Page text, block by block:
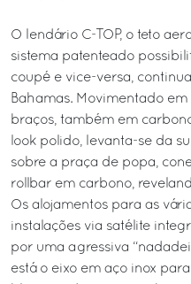
O lendário C-TOP, o teto
sistema patenteado
coupé e vice-versa,
Bahamas. Movimentado
braços, também em
look polido, levanta-se da
sobre a praça de popa,
rollbar em carbono,
Os alojamentos para as
instalações via satélite
por uma agressiva
está o eixo em aço inox